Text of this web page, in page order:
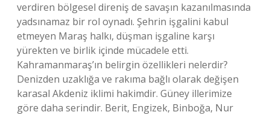
verdiren bölgesel direniş de savaşın kazanılmasında
yadsınamaz bir rol oynadı. Şehrin işgalini kabul
etmeyen Maraş halkı, düşman işgaline karşı
yürekten ve birlik içinde mücadele etti.
Kahramanmaraş’ın belirgin özellikleri nelerdir?
Denizden uzaklığa ve rakıma bağlı olarak değişen
karasal Akdeniz iklimi hakimdir. Güney illerimize
göre daha serindir. Berit, Engizek, Binboğa, Nur